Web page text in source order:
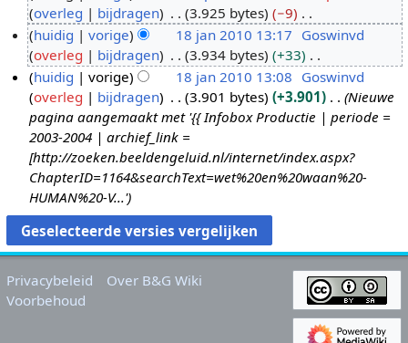
6
p
overleg
bijdragen 3.925 bytes
−9
G
e
e
n
b
e
w
e
r
k
i
n
8
huidig vorige 18 jan 2010 13:17 Goswinvd
overleg
bijdragen 3.934 bytes
+33
G
e
e
n
b
e
w
e
r
k
i
n
huidig vorige 18 jan 2010 13:08 Goswinvd
overleg
bijdragen 3.901 bytes +3.901
Nieuwe
pagina aangemaakt met '{{ Infobox Productie | periode =
2003-2004 | archief_link =
[http://zoeken.beeldengeluid.nl/internet/index.aspx?
ChapterID=1164&searchText=wet%20en%20waan%20-
HUMAN%20-V...'
Privacybeleid
Over B&G Wiki
Voorbehoud